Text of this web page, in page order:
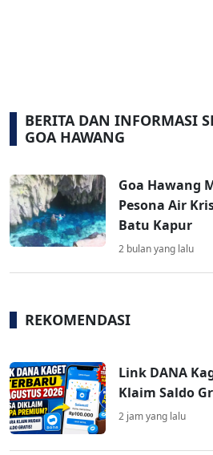
BERITA DAN INFORMASI
GOA HAWANG
Goa Hawang
Pesona Air
Batu Kapur
2 bulan yang lalu
REKOMENDASI
Link DANA
Klaim Saldo
2 jam yang lalu